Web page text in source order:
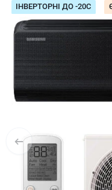
ІНВЕРТОРНІ ДО -20С